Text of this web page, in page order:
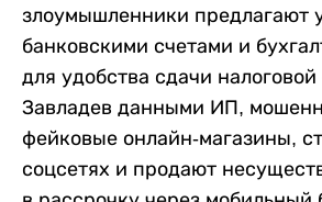
злоумышленники предлагают
банковскими счетами и
для удобства сдачи налоговой
Завладев данными ИП,
фейковые онлайн-магазины,
соцсетях и продают